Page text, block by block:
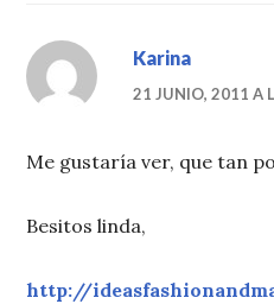
Karina
21 JUNIO, 2011 A
Me gustaría ver, que tan
Besitos linda,
http://